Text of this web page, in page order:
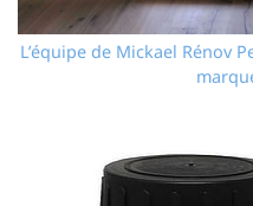
L’équipe de Mickael Rénov